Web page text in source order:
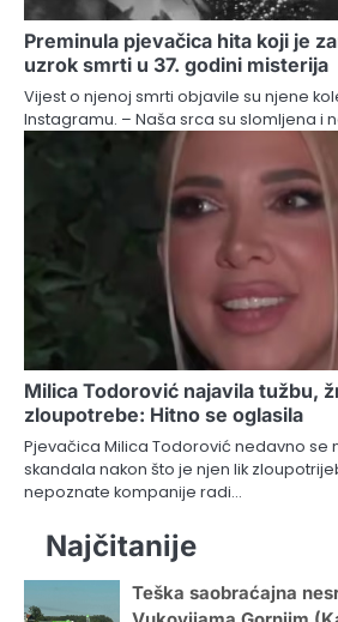
Preminula pjevačica hita koji je
uzrok smrti u 37. godini misterija
Vijest o njenoj smrti objavile su njene
Instagramu. – Naša srca su slomljena i
Milica Todorović najavila tužbu,
zloupotrebe: Hitno se oglasila
Pjevačica Milica Todorović nedavno se
skandala nakon što je njen lik
nepoznate kompanije radi…
Najčitanije
Teška saobraćajna